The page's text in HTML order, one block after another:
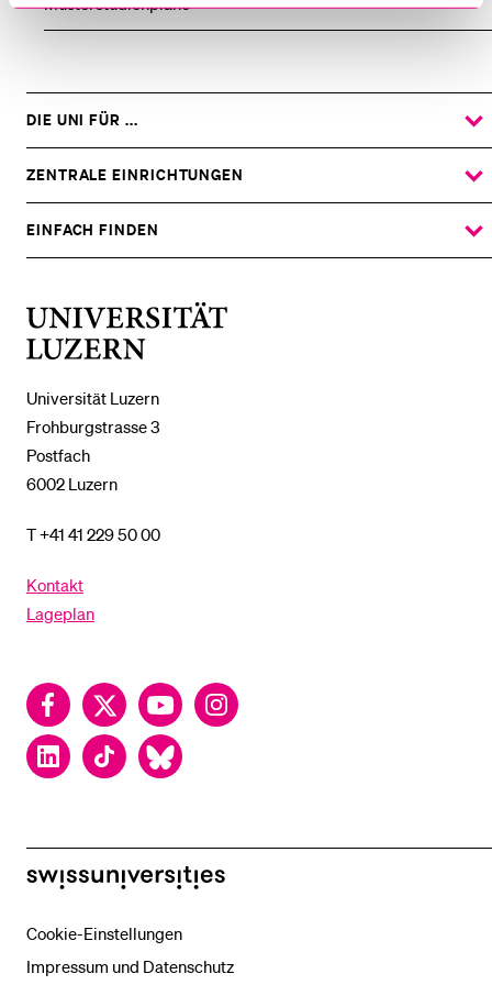
Universität Luzern
Frohburgstrasse 3
Postfach
6002 Luzern
T +41 41 229 50 00
Kontakt
Lageplan
FacebookTwitter YouTubeInstagram
LinkedInTikTok Bluesky
DIE UNI FÜR ...
ZEIGE
DAS
UNTERMENÜ
ZENTRALE EINRICHTUNGEN
ZEIGE
DAS
UNTERMENÜ
EINFACH FINDEN
ZEIGE
DAS
swissuniversities
Cookie-Einstellungen
Impressum und Datenschutz